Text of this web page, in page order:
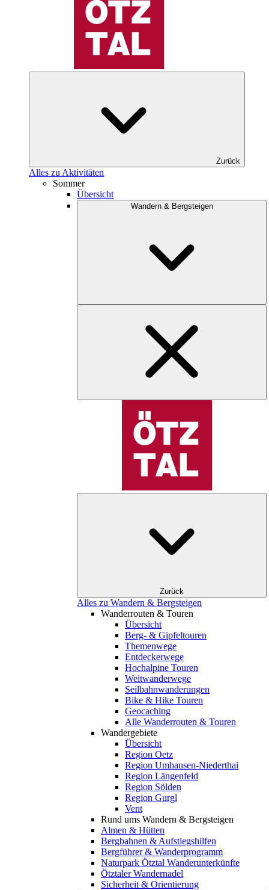
Zurück
Alles zu Aktivitäten
Sommer
Übersicht
Wandern & Bergsteigen
Zurück
Alles zu Wandern & Bergsteigen
Wanderrouten & Touren
Übersicht
Berg- & Gipfeltouren
Themenwege
Entdeckerwege
Hochalpine Touren
Weitwanderwege
Seilbahnwanderungen
Bike & Hike Touren
Geocaching
Alle Wanderrouten & Touren
Wandergebiete
Übersicht
Region Oetz
Region Umhausen-Niederthai
Region Längenfeld
Region Sölden
Region Gurgl
Vent
Rund ums Wandern & Bergsteigen
Almen & Hütten
Bergbahnen & Aufstiegshilfen
Bergführer & Wanderprogramm
Naturpark Ötztal Wanderunterkünfte
Ötztaler Wandernadel
Sicherheit & Orientierung